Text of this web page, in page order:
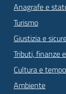
Anagrafe e
Turismo
Giustizia e
Tributi, finanze
Cultura e
Ambiente